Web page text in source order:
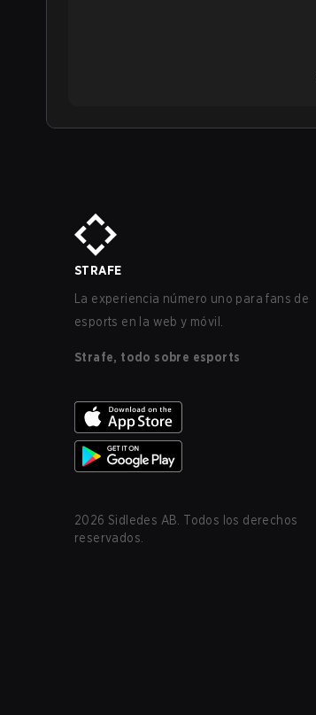
STRAFE
La experiencia número uno para fans de
esports en la web y móvil.
Strafe, todo sobre esports
2026 Sidledes AB. Todos los derechos
reservados.